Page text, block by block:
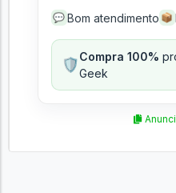
💬 Bom atendimento 📦
🛡️Compra 100%
Geek